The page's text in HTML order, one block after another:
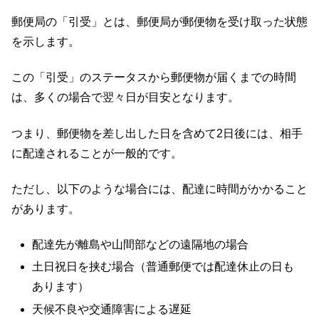
郵便局の「引受」とは、郵便局が郵便物を受け取った状態
を示します。
この「引受」のステータスから郵便物が届くまでの時間
は、多くの場合で翌々日が目安となります。
つまり、郵便物を差し出した日を含めて2日後には、相手
に配達されることが一般的です。
ただし、以下のような場合には、配達に時間がかかること
があります。
配達先が離島や山間部などの遠隔地の場合
土日祝日を挟む場合（普通郵便では配達休止の日も
あります）
天候不良や交通障害による遅延